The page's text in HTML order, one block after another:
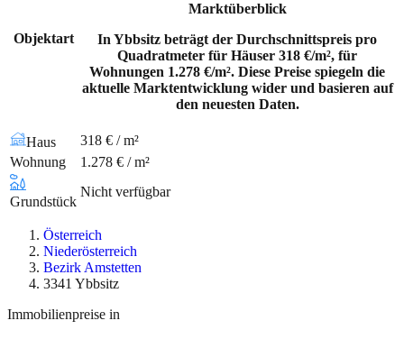
Objektart
Marktüberblick
In Ybbsitz beträgt der Durchschnittspreis pro
Quadratmeter für Häuser 318 €/m², für
Wohnungen 1.278 €/m². Diese Preise spiegeln die
aktuelle Marktentwicklung wider und basieren auf
den neuesten Daten.
Haus
318 € / m²
Wohnung
1.278 € / m²
Grundstück
Nicht verfügbar
Österreich
Niederösterreich
Bezirk Amstetten
3341 Ybbsitz
Immobilienpreise in